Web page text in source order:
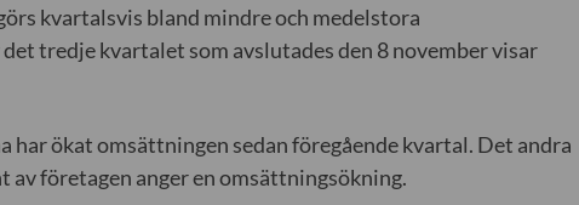
kvartalsvis bland mindre och medelstora
tredje kvartalet som avslutades den 8 november visar
har ökat omsättningen sedan föregående kvartal. Det andra
av företagen anger en omsättningsökning.